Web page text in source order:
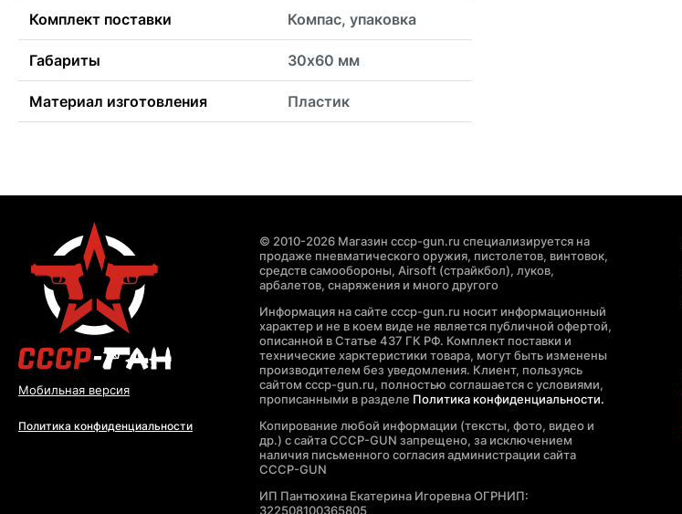
Комплект поставки Компас, упаковка
Габариты 30х60 мм
Материал изготовления Пластик
Мобильная версия
Политика конфиденциальности
© 2010-2026 Магазин cccp-gun.ru специализируется на
продаже пневматического оружия, пистолетов, винтовок,
средств самообороны, Airsoft (страйкбол), луков,
арбалетов, снаряжения и много другого
Информация на сайте cccp-gun.ru носит информационный
характер и не в коем виде не является публичной офертой,
описанной в Статье 437 ГК РФ. Комплект поставки и
технические харктеристики товара, могут быть изменены
производителем без уведомления. Клиент, пользуясь
сайтом cccp-gun.ru, полностью соглашается с условиями,
прописанными в разделе Политика конфиденциальности.
Копирование любой информации (тексты, фото, видео и
др.) с сайта CCCP-GUN запрещено, за исключением
наличия письменного согласия администрации сайта
CCCP-GUN
ИП Пантюхина Екатерина Игоревна ОГРНИП:
322508100365805